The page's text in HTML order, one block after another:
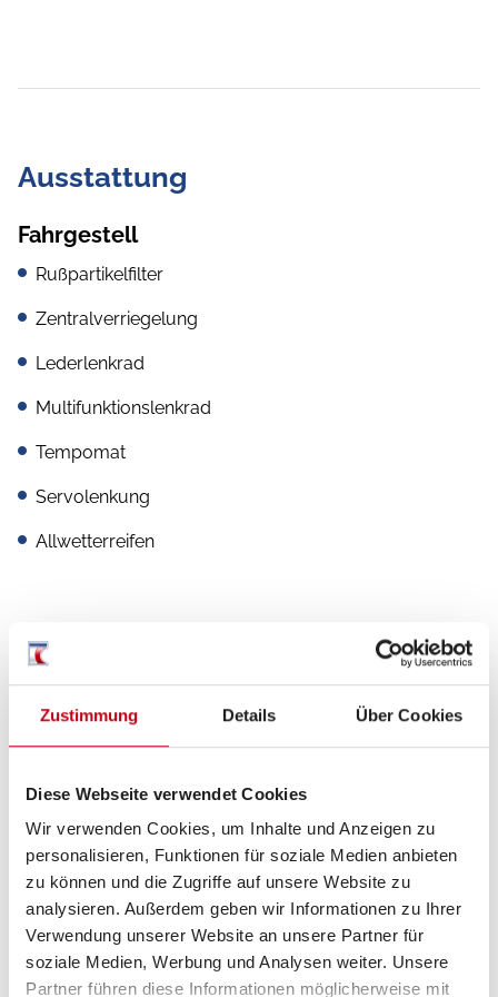
Zustimmung Details Über Cookies
Diese Webseite verwendet Cookies
Wir verwenden Cookies, um Inhalte und Anzeigen zu
personalisieren, Funktionen für soziale Medien anbieten
zu können und die Zugriffe auf unsere Website zu
analysieren. Außerdem geben wir Informationen zu Ihrer
Verwendung unserer Website an unsere Partner für
soziale Medien, Werbung und Analysen weiter. Unsere
Partner führen diese Informationen möglicherweise mit
Ausstattung
Fahrgestell
Rußpartikelfilter
Zentralverriegelung
Lederlenkrad
Multifunktionslenkrad
Tempomat
Servolenkung
Allwetterreifen
Aufbau
Küche
Kompressor-Kühlschrank